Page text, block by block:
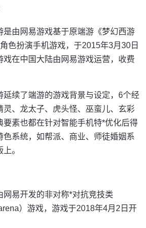
是由网易游戏基于原端游《梦幻西游
色扮演手机游戏，于2015年3月30日
戏在中国大陆由网易游戏运营，收费
延续了端游的游戏背景与设定，6个经
灵、龙太子、虎头怪、巫蛮儿、玄彩
要素也都在针对智能手机特*优化后得
色系统，如帮派、商业、师徒婚姻系
。
网易开发的非对称*对抗竞技类
）游戏，游戏于2018年4月2日开